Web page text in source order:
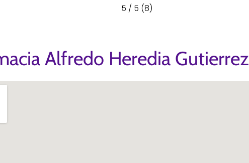
5 / 5 (8)
Alfredo Heredia Gutierrez